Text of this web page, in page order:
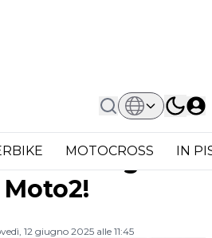
MOTOCROSS IN
Antonio Rueda, Occhi Sul
Rueda,
ha già
12 giugno 2025 alle 11:45